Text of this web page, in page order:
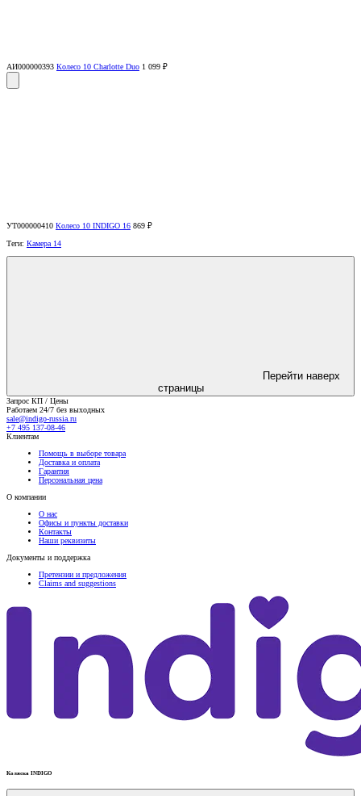
АИ000000393 Колесо 10 Charlotte Duo 1 099 ₽
УТ000000410 Колесо 10 INDIGO 16 869 ₽
Теги: Камера 14
Перейти наверх
страницы
Запрос КП / Цены
Работаем 24/7 без выходных
sale@indigo-russia.ru
+7 495 137-08-46
Клиентам
Помощь в выборе товара
Доставка и оплата
Гарантия
Персональная цена
О компании
О нас
Офисы и пункты доставки
Контакты
Наши реквизиты
Документы и поддержка
Претензии и предложения
Claims and suggestions
Коляска INDIGO